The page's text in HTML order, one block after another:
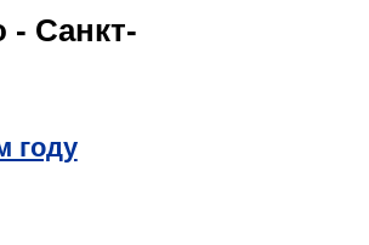
- Санкт-
году